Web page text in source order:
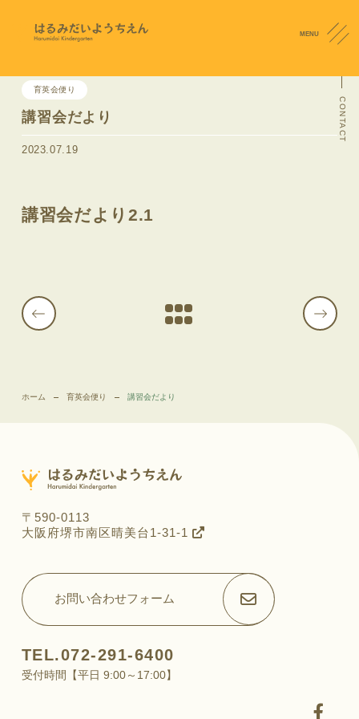
MENU
CONTACT
育英会便り
講習会だより
2023.07.19
講習会だより2.1
ホーム 育英会便り 講習会だより
〒590-0113
大阪府堺市南区晴美台1-31-1
お問い合わせフォーム
TEL.072-291-6400
受付時間【平日 9:00～17:00】